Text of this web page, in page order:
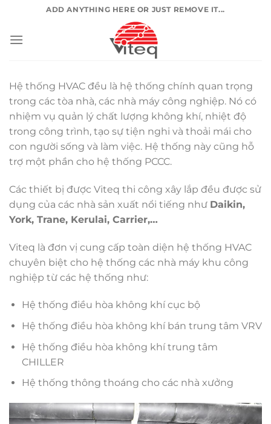
nội
ADD ANYTHING HERE OR JUST REMOVE IT...
Hệ thống HVAC đều là hệ thống chính quan trọng
trong các tòa nhà, các nhà máy công nghiệp. Nó có
nhiệm vụ quản lý chất lượng không khí, nhiệt độ
trong công trình, tạo sự tiện nghi và thoải mái cho
con người sống và làm việc. Hệ thống này cũng hỗ
trợ một phần cho hệ thống PCCC.
Các thiết bị được Viteq thi công xây lắp đều được sử
dụng của các nhà sản xuất nổi tiếng như Daikin,
York, Trane, Kerulai, Carrier,…
Viteq là đơn vị cung cấp toàn diện hệ thống HVAC
chuyên biệt cho hệ thống các nhà máy khu công
nghiệp từ các hệ thống như:
Hệ thống điều hòa không khí cục bộ
Hệ thống điều hòa không khí bán trung tâm VRV
Hệ thống điều hòa không khí trung tâm
CHILLER
Hệ thống thông thoáng cho các nhà xưởng